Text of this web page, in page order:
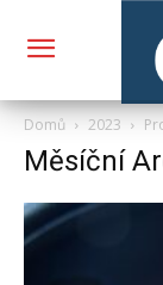
Domů 2023
Měsíční